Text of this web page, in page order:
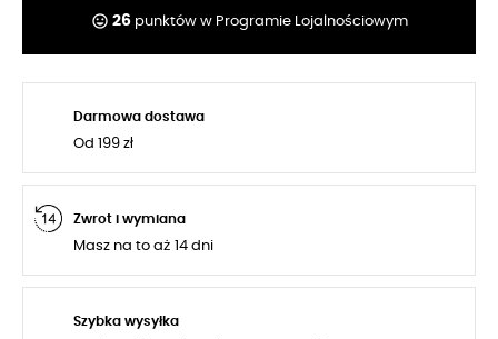
tag_faces 26punktów w Programie Lojalnościowym
Darmowa dostawa
Od 199 zł
Zwrot i wymiana
Masz na to aż 14 dni
Szybka wysyłka